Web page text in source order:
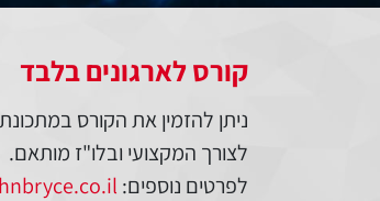
קורס לארגונים בלבד
ניתן להזמין את הקורס
לצורך המקצועי ובלו"ז מותאם.
לפרטים נוספים: